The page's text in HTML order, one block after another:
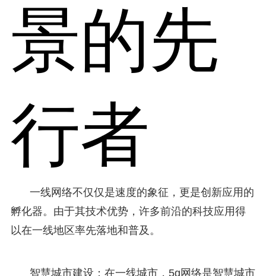
景的先
行者
一线网络不仅仅是速度的象征，更是创新应用的
孵化器。由于其技术优势，许多前沿的科技应用得
以在一线地区率先落地和普及。
智慧城市建设：在一线城市，5g网络是智慧城市